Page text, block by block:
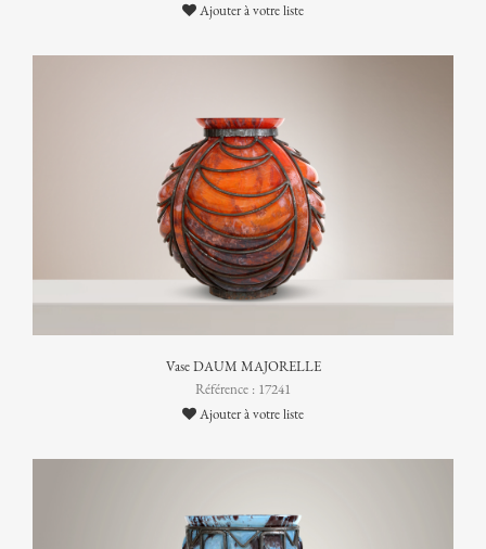
Ajouter à votre liste
Vase DAUM MAJORELLE
Référence : 17241
Ajouter à votre liste